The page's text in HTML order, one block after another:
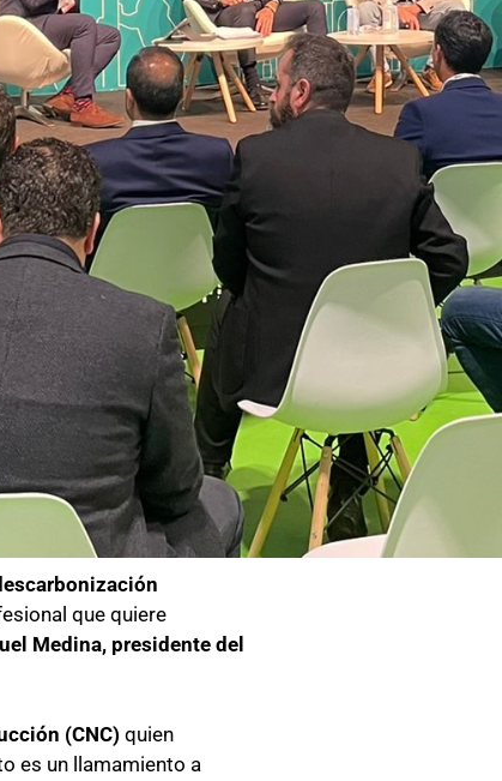
que quiere
Medina, presidente del
(CNC) quien
es un llamamiento a